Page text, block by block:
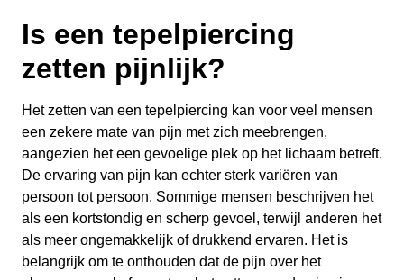
Is een tepelpiercing
zetten pijnlijk?
Het zetten van een tepelpiercing kan voor veel mensen
een zekere mate van pijn met zich meebrengen,
aangezien het een gevoelige plek op het lichaam betreft.
De ervaring van pijn kan echter sterk variëren van
persoon tot persoon. Sommige mensen beschrijven het
als een kortstondig en scherp gevoel, terwijl anderen het
als meer ongemakkelijk of drukkend ervaren. Het is
belangrijk om te onthouden dat de pijn over het